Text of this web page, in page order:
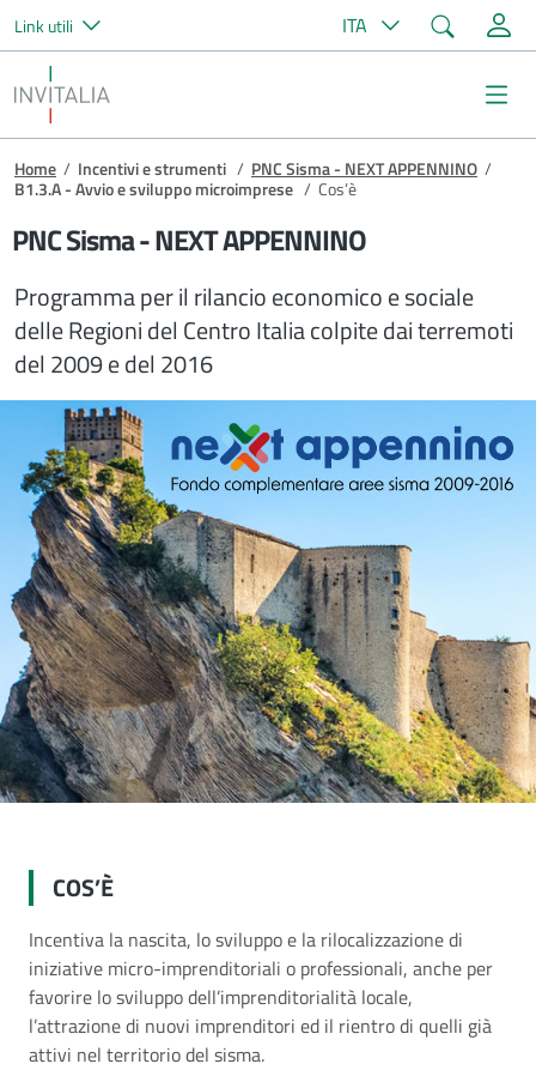
Salta al contenuto principale
Link utili ITA Cerca
Invitalia
Briciole di pane
Home / Incentivi e strumenti / PNC Sisma - NEXT APPENNINO /
B1.3.A - Avvio e sviluppo microimprese / Cos’è
PNC Sisma - NEXT APPENNINO
Programma per il rilancio economico e sociale
delle Regioni del Centro Italia colpite dai terremoti
del 2009 e del 2016
COS’È
Incentiva la nascita, lo sviluppo e la rilocalizzazione di
iniziative micro-imprenditoriali o professionali, anche per
favorire lo sviluppo dell’imprenditorialità locale,
l’attrazione di nuovi imprenditori ed il rientro di quelli già
attivi nel territorio del sisma.